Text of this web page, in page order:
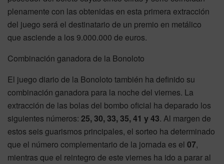
plenamente con las obtenidas en esta primera extracción
del juego será el destinatario de un premio en metálico
que asciende a los 9.000.000 de euros.
Combinación ganadora de la Bonoloto
El juego diario de la Bonoloto también ha definido su
combinación ganadora para la noche del viernes. La
extracción de las bolas del bombo oficial ha deparado los
siguientes números: 25, 30, 33, 35, 41 y 43. Al margen de
estos seis guarismos principales, el sorteo ha determinado
que el número complementario de la jornada es el 07,
mientras que el reintegro de este viernes ha ido a parar al